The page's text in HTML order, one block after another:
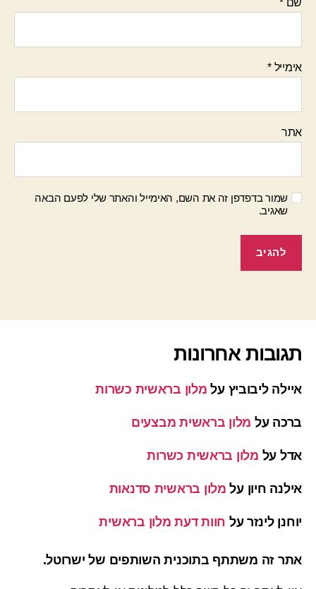
אימייל*
אתר
שמור בדפדפן זה את השם, האימייל והאתר שלי לפעם הבאה
שאגיב.
תגובות אחרונות
איילה ליבוביץ על מלון בראשית כשרות
ברכה על מלון בראשית מבצעים
אדל על מלון בראשית כשרות
אילנה חיון על מלון בראשית סדנאות
יוחנן לינזר על חוות דעת מלון בראשית
אתר זה משתתף בתוכנית השותפים של ישרוטל.